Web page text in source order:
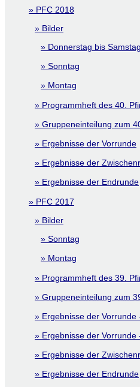
PFC 2018
Bilder
Donnerstag bis Samstag
Sonntag
Montag
Programmheft des 40.
Gruppeneinteilung zum
Ergebnisse der Vorrunde
Ergebnisse der
Ergebnisse der Endrunde
PFC 2017
Bilder
Sonntag
Montag
Programmheft des 39.
Gruppeneinteilung zum
Ergebnisse der Vorrunde
Ergebnisse der Vorrunde
Ergebnisse der
Ergebnisse der Endrunde